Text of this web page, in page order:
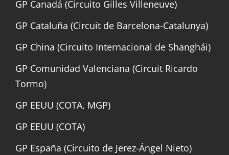
GP Canadá (Circuito Gilles Villeneuve)
GP Cataluña (Circuit de Barcelona-Catalunya)
GP China (Circuito Internacional de Shanghái)
GP Comunidad Valenciana (Circuit Ricardo
Tormo)
GP EEUU (COTA, MGP)
GP EEUU (COTA)
GP España (Circuito de Jerez-Ángel Nieto)